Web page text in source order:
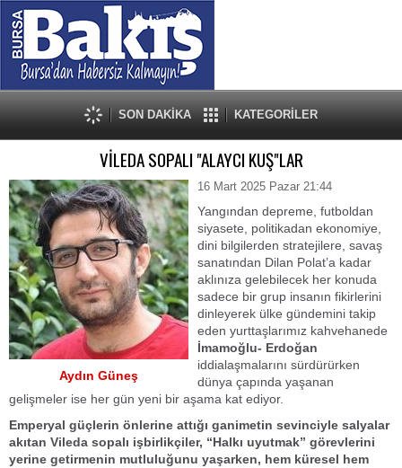
SON DAKİKA KATEGORİLER
VİLEDA SOPALI "ALAYCI KUŞ"LAR
Aydın Güneş
16 Mart 2025 Pazar 21:44
Yangından depreme, futboldan
siyasete, politikadan ekonomiye,
dini bilgilerden stratejilere, savaş
sanatından Dilan Polat’a kadar
aklınıza gelebilecek her konuda
sadece bir grup insanın fikirlerini
dinleyerek ülke gündemini takip
eden yurttaşlarımız kahvehanede
İmamoğlu- Erdoğan
iddialaşmalarını sürdürürken
dünya çapında yaşanan
gelişmeler ise her gün yeni bir aşama kat ediyor.
Emperyal güçlerin önlerine attığı ganimetin sevinciyle salyalar
akıtan Vileda sopalı işbirlikçiler, “Halkı uyutmak” görevlerini
yerine getirmenin mutluluğunu yaşarken, hem küresel hem